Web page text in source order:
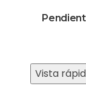
Vista